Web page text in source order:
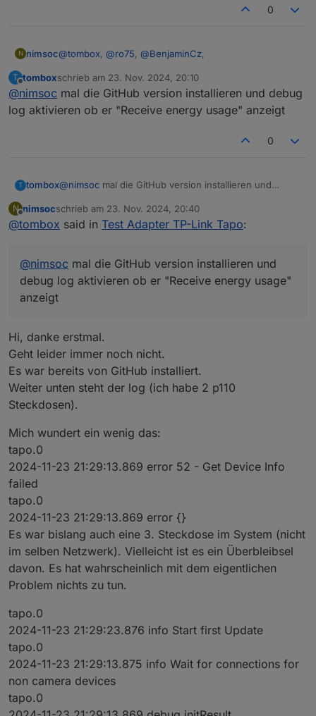
0
N nimsoc@tombox @ro75 @BenjaminCz
danke für die Tips und Anregungen.
Kann sein dass man im Adapter den Stromverbrauch
benutzerfreundlich, stabil und durchdacht zu sein
T
Offline
tomboxschrieb am 23. Nov. 2024, 20:10
zuletzt editiert von
@nimsoc mal die GitHub version installieren und debug
log aktivieren ob er "Receive energy usage" anzeigt
0
T tombox@nimsoc mal die GitHub version installieren und
anzeigt
N
Offline
nimsocschrieb am 23. Nov. 2024, 20:40
zuletzt editiert von
@tombox said in Test Adapter TP-Link Tapo:
@nimsoc mal die GitHub version installieren und
debug log aktivieren ob er "Receive energy usage"
anzeigt
Hi, danke erstmal.
Geht leider immer noch nicht.
Es war bereits von GitHub installiert.
Weiter unten steht der log (ich habe 2 p110
Steckdosen).
Mich wundert ein wenig das:
tapo.0
2024-11-23 21:29:13.869 error 52 - Get Device Info
failed
tapo.0
2024-11-23 21:29:13.869 error {}
Es war bislang auch eine 3. Steckdose im System (nicht
im selben Netzwerk). Vielleicht ist es ein Überbleibsel
davon. Es hat wahrscheinlich mit dem eigentlichen
Problem nichts zu tun.
tapo.0
2024-11-23 21:29:23.876 info Start first Update
tapo.0
2024-11-23 21:29:13.875 info Wait for connections for
non camera devices
tapo.0